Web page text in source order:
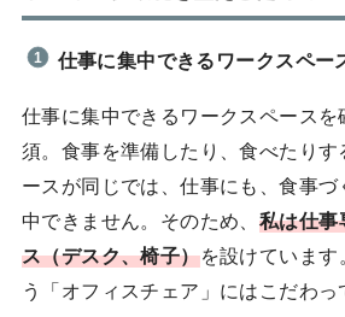
仕事に集中できるワークスペー
仕事に集中できるワークスペースを
須。食事を準備したり、食べたり
ースが同じでは、仕事にも、食事
中できません。そのため、 私は仕事
ス（デスク、椅子）を設けています
う「オフィスチェア」にはこだわっ